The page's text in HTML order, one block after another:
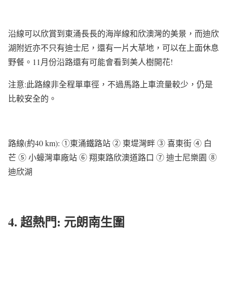
沿線可以欣賞到東涌長長的海岸線和欣澳灣的美景，而迪欣
湖附近亦不只有迪士尼，還有一片大草地，可以在上面休息
野餐。11月份沿路還有可能會看到美人樹開花!
注意:此路線非全程單車徑，不過馬路上車流量較少，仍是
比較安全的。
路線(約40 km): ①東涌鐵路站 ② 東堤灣畔 ③ 喜東街 ④ 白
芒 ⑤ 小蠔灣車廠站 ⑥ 翔東路欣澳道路口 ⑦ 迪士尼樂園 ⑧
迪欣湖
4. 超熱門: 元朗南生圍